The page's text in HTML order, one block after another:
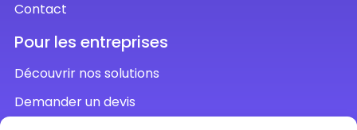
Contact
Pour les entreprises
Découvrir nos solutions
Demander un devis